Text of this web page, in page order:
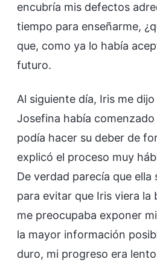
encubría mis defectos
tiempo para enseñarme,
que, como ya lo había
futuro.
Al siguiente día, Iris me
Josefina había
podía hacer su deber de
explicó el proceso muy
De verdad parecía que
para evitar que Iris viera
me preocupaba exponer
la mayor información
duro, mi progreso era